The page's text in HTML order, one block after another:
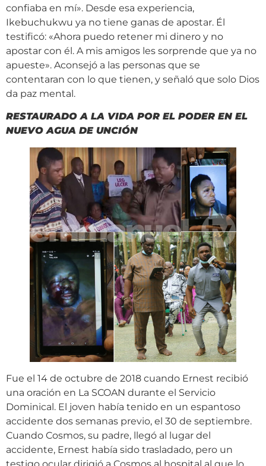
confiaba en mí». Desde esa experiencia,
Ikebuchukwu ya no tiene ganas de apostar. Él
testificó: «Ahora puedo retener mi dinero y no
apostar con él. A mis amigos les sorprende que ya no
apueste». Aconsejó a las personas que se
contentaran con lo que tienen, y señaló que solo Dios
da paz mental.
RESTAURADO A LA VIDA POR EL PODER EN EL
NUEVO AGUA DE UNCIÓN
Fue el 14 de octubre de 2018 cuando Ernest recibió
una oración en La SCOAN durante el Servicio
Dominical. El joven había tenido en un espantoso
accidente dos semanas previo, el 30 de septiembre.
Cuando Cosmos, su padre, llegó al lugar del
accidente, Ernest había sido trasladado, pero un
testigo ocular dirigió a Cosmos al hospital al que lo